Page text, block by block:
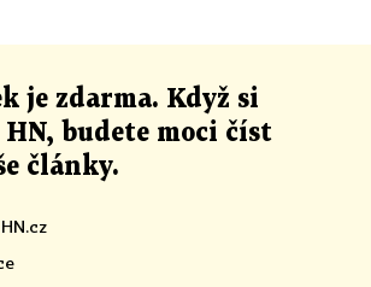
je zdarma. Když si
budete moci číst
články.